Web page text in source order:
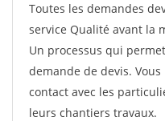
Toutes les demandes
service Qualité avant la
Un processus qui
demande de devis.
contact avec les
leurs chantiers travaux.